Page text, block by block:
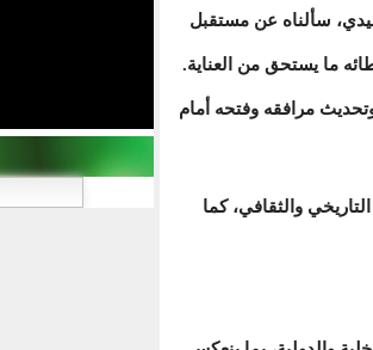
سألناه عن مستقبل
ما يستحق من العناية.
مرافقه وفتحه أمام
والثقافي، كما